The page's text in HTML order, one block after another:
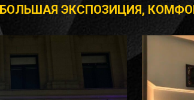
БОЛЬШАЯ ЭКСПОЗИЦИЯ,